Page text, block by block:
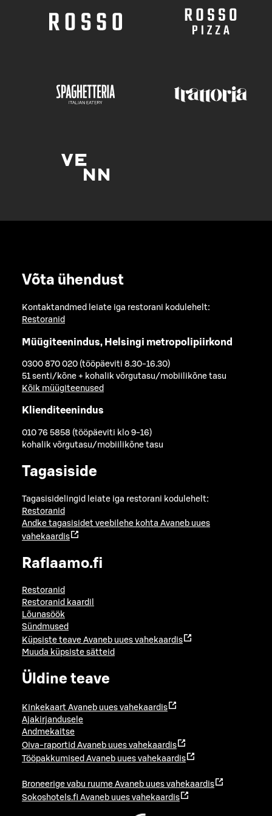
Võta ühendust
Kontaktandmed leiate iga restorani kodulehelt:
Restoranid
Müügiteenindus, Helsingi metropolipiirkond
0300 870 020 (tööpäeviti 8.30-16.30)
51 senti/kõne + kohalik võrgutasu/mobiilikõne tasu
Kõik müügiteenused
Klienditeenindus
010 76 5858 (tööpäeviti klo 9-16)
kohalik võrgutasu/mobiilikõne tasu
Tagasiside
Tagasisidelingid leiate iga restorani kodulehelt:
Restoranid
Andke tagasisidet veebilehe kohta Avaneb uues
vahekaardis
Raflaamo.fi
Restoranid
Restoranid kaardil
Lõunasöök
Sündmused
Küpsiste teave Avaneb uues vahekaardis
Muuda küpsiste sätteid
Üldine teave
Kinkekaart Avaneb uues vahekaardis
Ajakirjandusele
Andmekaitse
Oiva-raportid Avaneb uues vahekaardis
Tööpakkumised Avaneb uues vahekaardis
Broneerige vabu ruume Avaneb uues vahekaardis
Sokoshotels.fi Avaneb uues vahekaardis